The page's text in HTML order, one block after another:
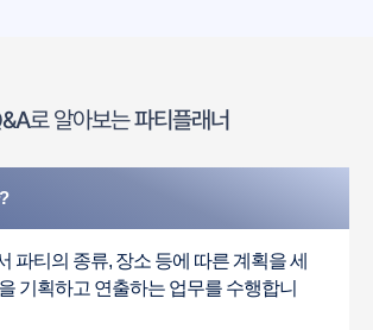
로 알아보는파티플래너
파티의 종류, 장소 등에 따른 계획을 세
기획하고 연출하는 업무를 수행합니